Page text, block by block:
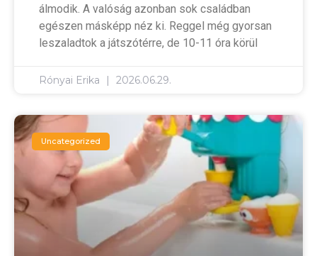
álmodik. A valóság azonban sok családban
egészen másképp néz ki. Reggel még gyorsan
leszaladtok a játszótérre, de 10-11 óra körül
Rónyai Erika 2026.06.29.
Uncategorized